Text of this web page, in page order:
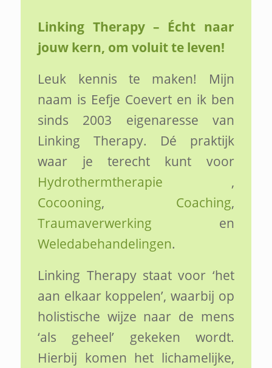
Linking Therapy – Écht naar
jouw kern, om voluit te leven!
Leuk kennis te maken! Mijn
naam is Eefje Coevert en ik ben
sinds 2003 eigenaresse van
Linking Therapy. Dé praktijk
waar je terecht kunt voor
Hydrothermtherapie ,
Cocooning, Coaching,
Traumaverwerking en
Weledabehandelingen.
Linking Therapy staat voor ‘het
aan elkaar koppelen’, waarbij op
holistische wijze naar de mens
‘als geheel’ gekeken wordt.
Hierbij komen het lichamelijke,